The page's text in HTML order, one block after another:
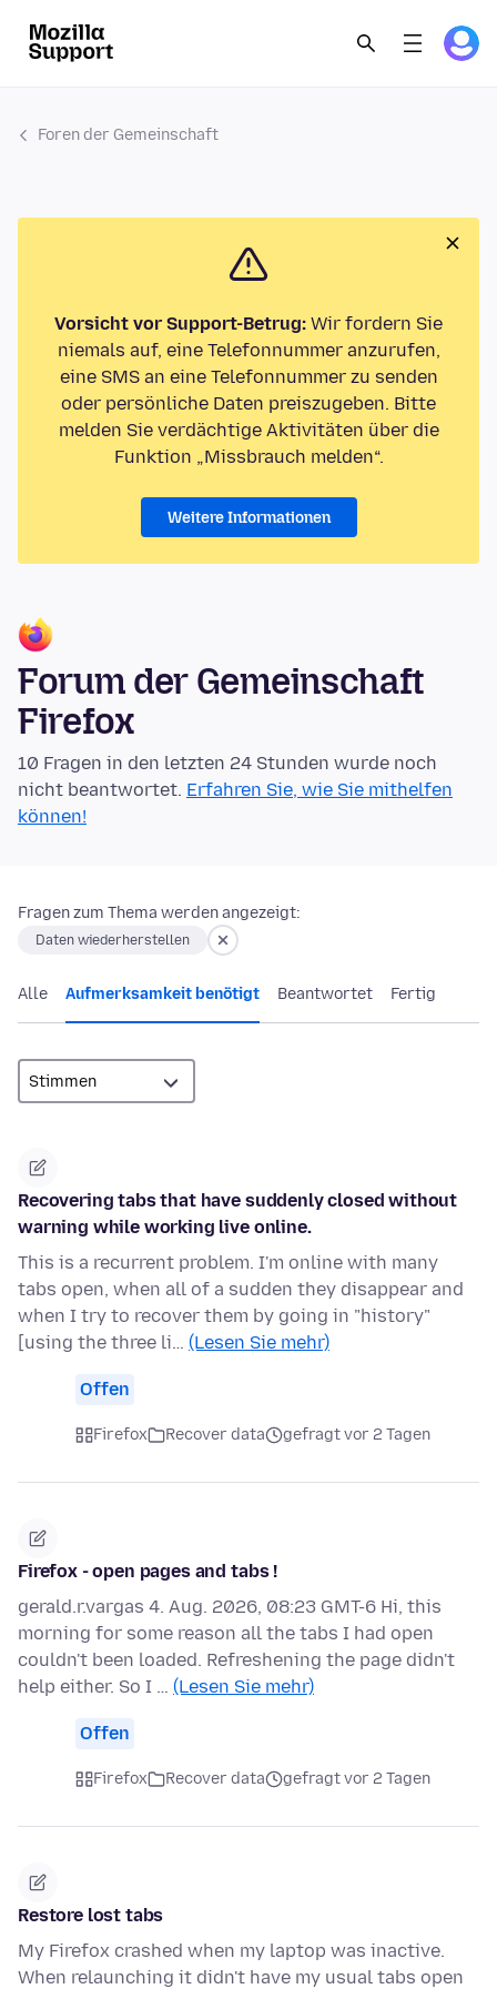
Foren der Gemeinschaft
Vorsicht vor Support-Betrug: Wir fordern Sie
niemals auf, eine Telefonnummer anzurufen,
eine SMS an eine Telefonnummer zu senden
oder persönliche Daten preiszugeben. Bitte
melden Sie verdächtige Aktivitäten über die
Funktion „Missbrauch melden“.
Weitere Informationen
Forum der Gemeinschaft
Firefox
10 Fragen in den letzten 24 Stunden wurde noch
nicht beantwortet. Erfahren Sie, wie Sie mithelfen
können!
Fragen zum Thema werden angezeigt:
Daten wiederherstellen
Alle Aufmerksamkeit benötigt Beantwortet Fertig
Recovering tabs that have suddenly closed without
warning while working live online.
This is a recurrent problem. I'm online with many
tabs open, when all of a sudden they disappear and
when I try to recover them by going in "history"
[using the three li… (Lesen Sie mehr)
Offen
Firefox Recover data gefragt vor 2 Tagen
Firefox - open pages and tabs !
gerald.r.vargas 4. Aug. 2026, 08:23 GMT-6 Hi, this
morning for some reason all the tabs I had open
couldn't been loaded. Refreshening the page didn't
help either. So I … (Lesen Sie mehr)
Offen
Firefox Recover data gefragt vor 2 Tagen
Restore lost tabs
My Firefox crashed when my laptop was inactive.
When relaunching it didn't have my usual tabs open